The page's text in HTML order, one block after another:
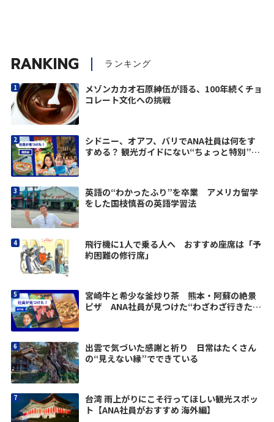
RANKING ランキング
メゾンカカオ石原紳伍が語る、100年続くチョ
コレート文化への挑戦
シドニー、オアフ、バリでANA社員は何をす
すめる？ 観光ガイドにない“ちょっと特別”な
英語の“わかったふり”を卒業 アメリカ留学
をした国枝慎吾の英語学習法
飛行機に1人で乗る人へ おすすめ座席は「予
約困難の修行席」
宮崎牛と希少な釜炒り茶 熊本・阿蘇の絶景
ピザ ANA社員が見つけた“わざわざ行きた
出雲で気づいた感謝と祈り 日常はたくさん
の“見えない縁”でできている
台湾 雨上がりにこそ行ってほしい観光スポッ
ト【ANA社員がおすすめ 海外編】